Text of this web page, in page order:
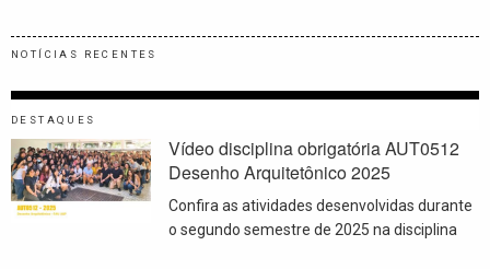
NOTÍCIAS RECENTES
DESTAQUES
Vídeo disciplina obrigatória AUT0512
Desenho Arquitetônico 2025
Confira as atividades desenvolvidas durante
o segundo semestre de 2025 na disciplina